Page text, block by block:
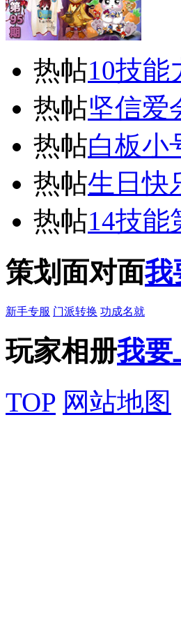
热帖10技能
热帖坚信爱
热帖白板小
热帖生日快
热帖14技
策划面对面我
新手专服 门派转换 功成名就
玩家相册我要
TOP 网站地图